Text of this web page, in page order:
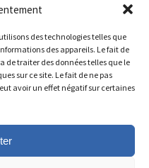
des technologies telles que
des appareils. Le fait de
de traiter des données telles que le
sur ce site. Le fait de ne pas
avoir un effet négatif sur certaines